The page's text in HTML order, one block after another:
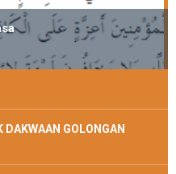
DAKWAAN GOLONGAN